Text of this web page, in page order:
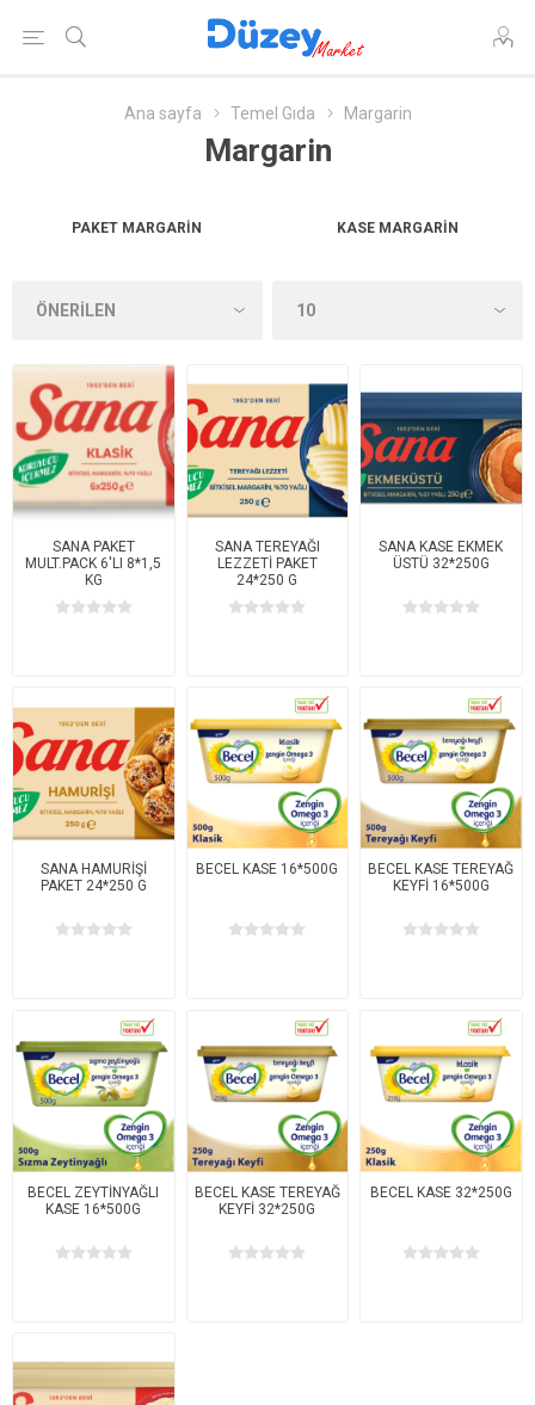
Ana sayfa Temel Gıda Margarin
Margarin
PAKET MARGARIN KASE MARGARIN
SANA PAKET
MULT.PACK 6'LI 8*1,5
KG
SANA TEREYAĞI
LEZZETİ PAKET
24*250 G
SANA KASE EKMEK
ÜSTÜ 32*250G
SANA HAMURİŞİ
PAKET 24*250 G
BECEL KASE 16*500G
BECEL KASE TEREYAĞ
KEYFİ 16*500G
BECEL ZEYTİNYAĞLI
KASE 16*500G
BECEL KASE TEREYAĞ
KEYFİ 32*250G
BECEL KASE 32*250G